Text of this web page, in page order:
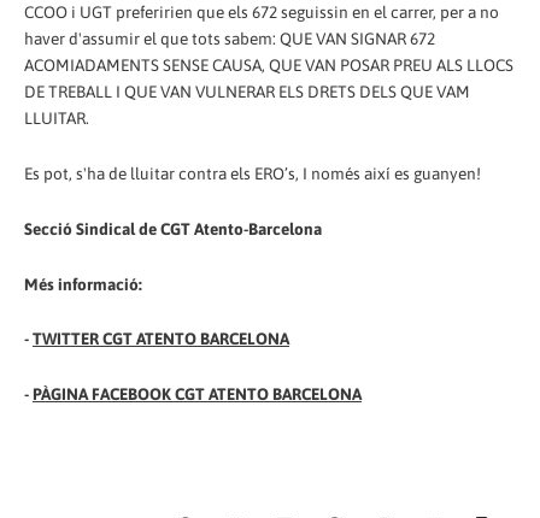
CCOO i UGT preferirien que els 672 seguissin en el carrer, per a no
haver d'assumir el que tots sabem: QUE VAN SIGNAR 672
ACOMIADAMENTS SENSE CAUSA, QUE VAN POSAR PREU ALS LLOCS
DE TREBALL I QUE VAN VULNERAR ELS DRETS DELS QUE VAM
LLUITAR.
Es pot, s'ha de lluitar contra els ERO’s, I només així es guanyen!
Secció Sindical de CGT Atento-Barcelona
Més informació:
-TWITTER CGT ATENTO BARCELONA
- PÀGINA FACEBOOK CGT ATENTO BARCELONA